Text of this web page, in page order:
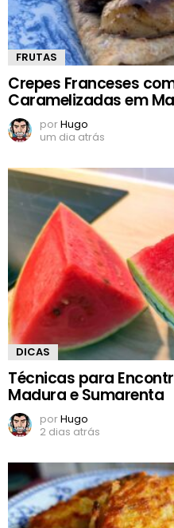
FRUTAS
Crepes Franceses
Caramelizadas em
porHugo
um dia atrás
DICAS
Técnicas para
Madura e Sumarenta
porHugo
2 dias atrás